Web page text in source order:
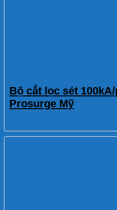
Bộ cắt lọc sét
Prosurge Mỹ